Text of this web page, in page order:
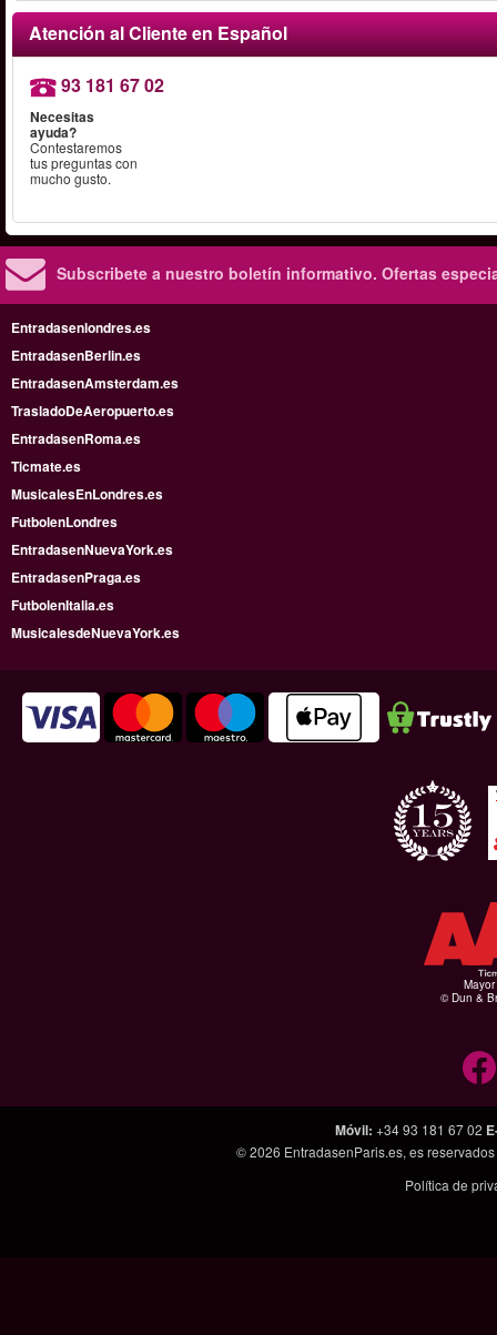
Atención al Cliente en Español
93 181 67 02
Necesitas
ayuda?
Contestaremos
tus preguntas con
mucho gusto.
Subscribete a nuestro boletín informativo. Ofertas
Entradasenlondres.es
EntradasenBerlin.es
EntradasenAmsterdam.es
TrasladoDeAeropuerto.es
EntradasenRoma.es
Ticmate.es
MusicalesEnLondres.es
FutbolenLondres
EntradasenNuevaYork.es
EntradasenPraga.es
FutbolenItalia.es
MusicalesdeNuevaYork.es
© Dun &
Móvil: +34 93 181 67 02
© 2026 EntradasenParis.es, es
Política de